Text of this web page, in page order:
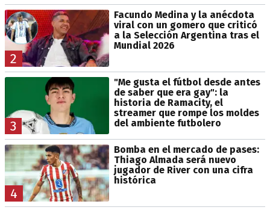
2
Facundo Medina y la anécdota
viral con un gomero que criticó
a la Selección Argentina tras el
Mundial 2026
3
"Me gusta el fútbol desde antes
de saber que era gay": la
historia de Ramacity, el
streamer que rompe los moldes
del ambiente futbolero
4
Bomba en el mercado de pases:
Thiago Almada será nuevo
jugador de River con una cifra
histórica